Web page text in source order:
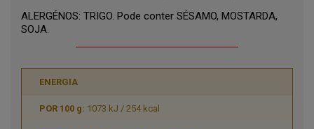
ALERGÉNOS: TRIGO. Pode conter SÉSAMO, MOSTARDA,
SOJA.
ENERGIA
1073 kJ / 254 kcal